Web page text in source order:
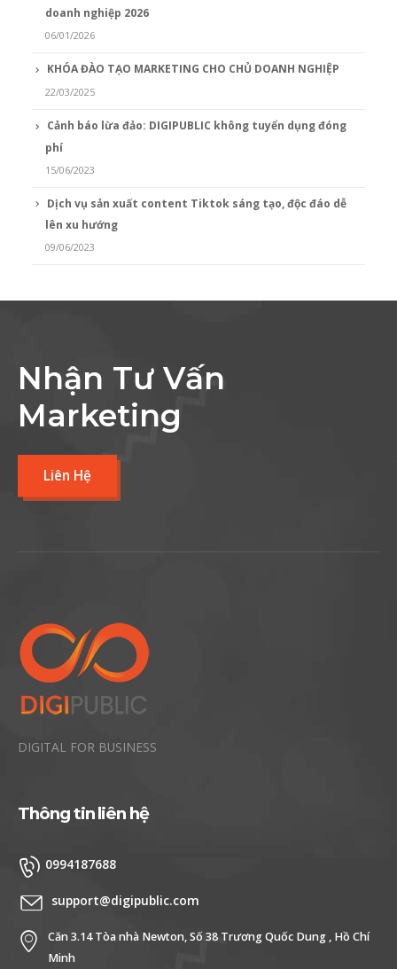
doanh nghiệp 2026
06/01/2026
KHÓA ĐÀO TẠO MARKETING CHO CHỦ DOANH NGHIỆP
22/03/2025
Cảnh báo lừa đảo: DIGIPUBLIC không tuyển dụng đóng
phí
15/06/2023
Dịch vụ sản xuất content Tiktok sáng tạo, độc đáo dễ
lên xu hướng
09/06/2023
Nhận Tư Vấn
Marketing
Liên Hệ
DIGITAL FOR BUSINESS
Thông tin liên hệ
0994187688
support@digipublic.com
Căn 3.14 Tòa nhà Newton, Số 38 Trương Quốc Dung , Hồ Chí
Minh